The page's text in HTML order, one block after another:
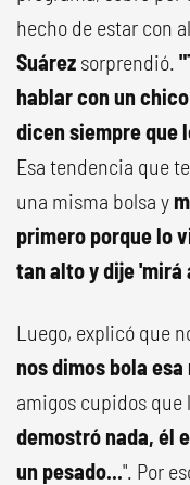
hecho de estar con
Suárez sorprendió.
hablar con un
dicen siempre que
Esa tendencia que
una misma bolsa y
primero porque lo
tan alto y dije 'mirá
Luego, explicó que
nos dimos bola esa
amigos cupidos que
demostró nada, él
un pesado...". Por